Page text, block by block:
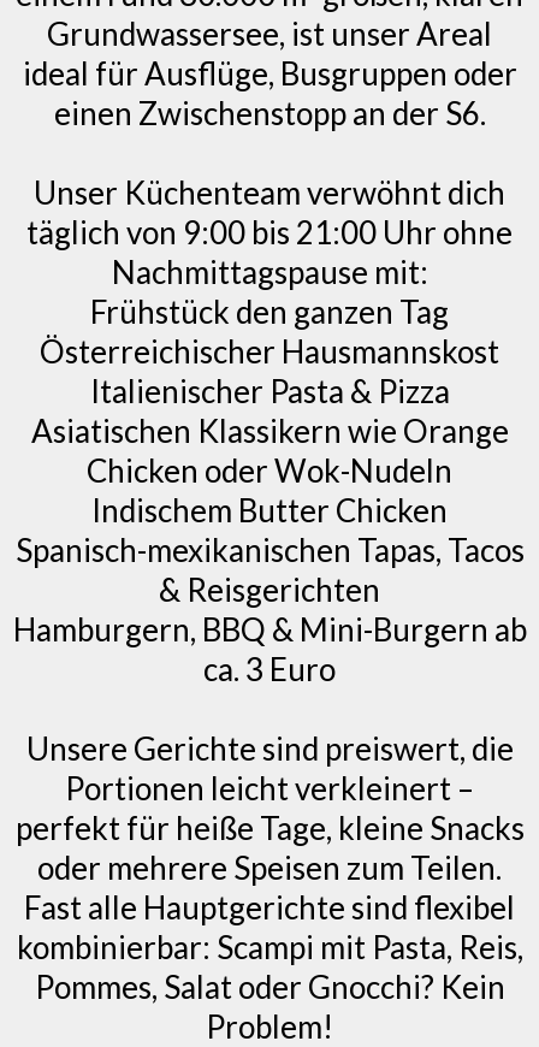
Grundwassersee, ist unser Areal
ideal für Ausflüge, Busgruppen oder
einen Zwischenstopp an der S6.
Unser Küchenteam verwöhnt dich
täglich von 9:00 bis 21:00 Uhr ohne
Nachmittagspause mit:
Frühstück den ganzen Tag
Österreichischer Hausmannskost
Italienischer Pasta & Pizza
Asiatischen Klassikern wie Orange
Chicken oder Wok-Nudeln
Indischem Butter Chicken
Spanisch-mexikanischen Tapas, Tacos
& Reisgerichten
Hamburgern, BBQ & Mini-Burgern ab
ca. 3 Euro
Unsere Gerichte sind preiswert, die
Portionen leicht verkleinert –
perfekt für heiße Tage, kleine Snacks
oder mehrere Speisen zum Teilen.
Fast alle Hauptgerichte sind flexibel
kombinierbar: Scampi mit Pasta, Reis,
Pommes, Salat oder Gnocchi? Kein
Problem!